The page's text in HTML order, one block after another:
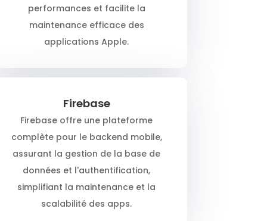
performances et facilite la
maintenance efficace des
applications Apple.
Firebase
Firebase offre une plateforme
complète pour le backend mobile,
assurant la gestion de la base de
données et l'authentification,
simplifiant la maintenance et la
scalabilité des apps.